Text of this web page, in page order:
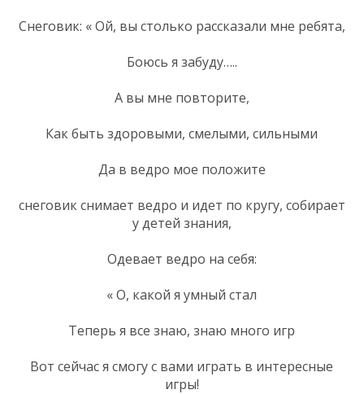
Снеговик: « Ой, вы столько рассказали мне ребята,
Боюсь я забуду…..
А вы мне повторите,
Как быть здоровыми, смелыми, сильными
Да в ведро мое положите
снеговик снимает ведро и идет по кругу, собирает
у детей знания,
Одевает ведро на себя:
« О, какой я умный стал
Теперь я все знаю, знаю много игр
Вот сейчас я смогу с вами играть в интересные
игры!